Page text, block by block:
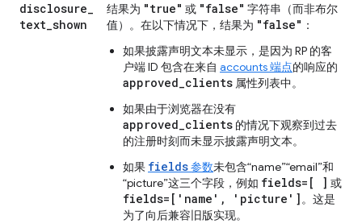
disclosure_
text_shown
结果为 "true" 或 "false" 字符串（而非布尔
值）。在以下情况下，结果为 "false" ：
如果披露声明文本未显示，是因为 RP 的客
户端 ID 包含在来自 accounts 端点的响应的
approved_clients 属性列表中。
如果由于浏览器在没有
approved_clients 的情况下观察到过去
的注册时刻而未显示披露声明文本。
如果 fields参数未包含“name”“email”和
“picture”这三个字段，例如 fields=[ ] 或
fields=['name', 'picture']。这是
为了向后兼容旧版实现。